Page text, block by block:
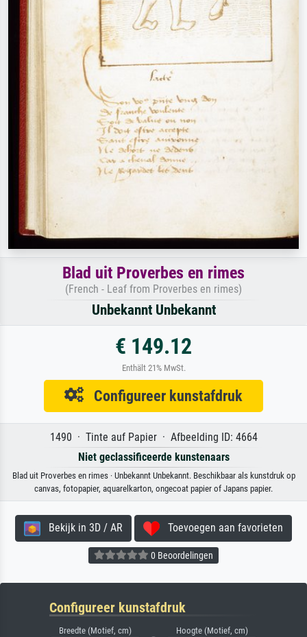
Blad uit Proverbes en rimes
(French - Leaf from Proverbes en rimes)
Unbekannt Unbekannt
€ 149.12
Enthält 21% MwSt.
Configureer kunstafdruk
1490 · Tinte auf Papier · Afbeelding ID: 4664
Niet geclassificeerde kunstenaars
Blad uit Proverbes en rimes · Unbekannt Unbekannt. Beschikbaar als kunstdruk op
canvas, fotopapier, aquarelkarton, ongecoat papier of Japans papier.
Bekijk in 3D / AR Toevoegen aan favorieten
0 Beoordelingen
Configureer kunstafdruk
Breedte (Motief, cm) Hoogte (Motief, cm)